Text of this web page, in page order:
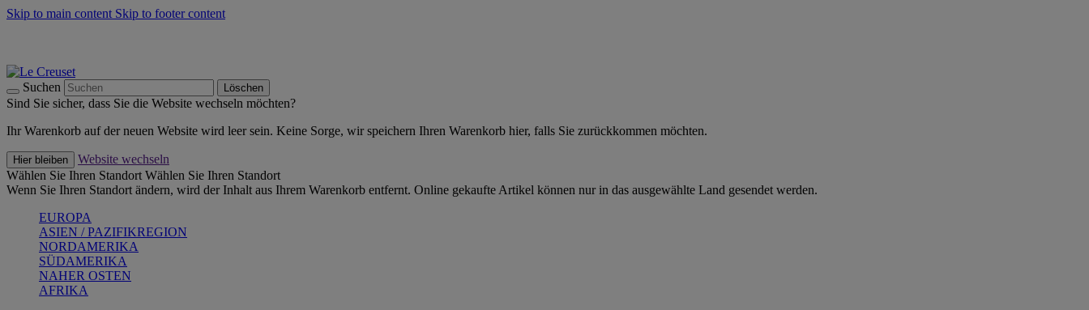
Skip to main content Skip to footer content
Suchen Löschen
Sind Sie sicher, dass Sie die Website wechseln möchten?
Ihr Warenkorb auf der neuen Website wird leer sein. Keine Sorge, wir speichern Ihren Warenkorb hier, falls Sie zurückkommen möchten.
Hier bleiben
Website wechseln
Wählen Sie Ihren Standort Wählen Sie Ihren Standort
Wenn Sie Ihren Standort ändern, wird der Inhalt aus Ihrem Warenkorb entfernt. Online gekaufte Artikel können nur in das ausgewählte Land gesendet werden.
EUROPA
ASIEN / PAZIFIKREGION
NORDAMERIKA
SÜDAMERIKA
NAHER OSTEN
AFRIKA